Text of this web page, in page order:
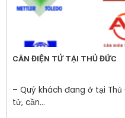
CÂN ĐIỆN TỬ TẠI THỦ ĐỨC
– Quý khách đang ở tại
tử, cần...